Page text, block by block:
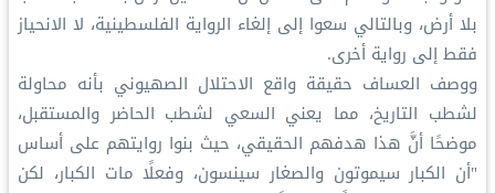
بلا أرض، وبالتالي سعوا إلى إلغاء الرواية الفلسطينية، لا الانحياز
فقط إلى رواية أخرى.
ووصف العساف حقيقة واقع الاحتلال الصهيوني بأنه محاولة
لشطب التاريخ، مما يعني السعي لشطب الحاضر والمستقبل،
موضحًا أنَّ هذا هدفهم الحقيقي، حيث بنوا روايتهم على أساس
"أن الكبار سيموتون والصغار سينسون، وفعلًا مات الكبار، لكن